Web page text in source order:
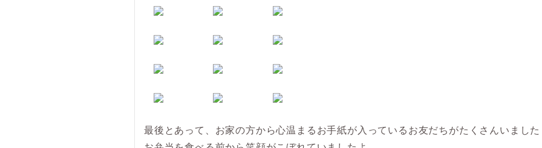
最後とあって、お家の方から心温まるお手紙が入っているお友だちがたくさんいました